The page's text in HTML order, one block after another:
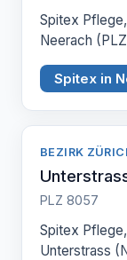
Spitex
Neerach
Spitex in
BEZIRK
PLZ 8057
Spitex
Unterstrass